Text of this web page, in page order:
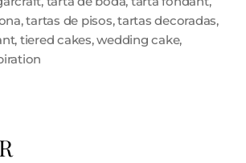
,tartas de pisos,tartas decoradas,
, tiered cakes,wedding cake,